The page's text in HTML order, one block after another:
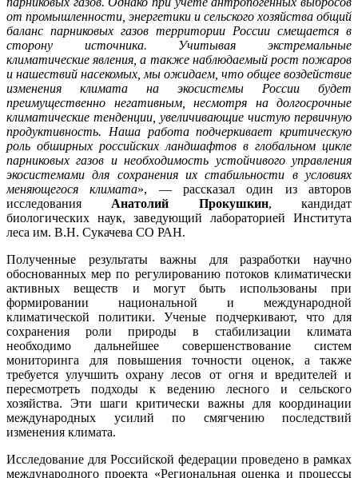
от промышленности, энергетики и сельского хозяйства общий
баланс парниковых газов территории России смещается в
сторону источника. Учитывая экстремальные
климатические явления, а также наблюдаемый рост пожаров
и нашествий насекомых, мы ожидаем, что общее воздействие
изменения климата на экосистемы России будет
преимущественно негативным, несмотря на долгосрочные
климатические тенденции, увеличивающие чистую первичную
продуктивность. Наша работа подчеркивает критическую
роль обширных российских ландшафтов в глобальном цикле
парниковых газов и необходимость устойчивого управления
экосистемами для сохранения их стабильности в условиях
меняющегося климата», — рассказал один из авторов
исследованияАнатолий Прокушкин, кандидат
биологических наук, заведующий лабораторией Института
леса им. В.Н. Сукачева СО РАН.
Полученные результаты важны для разработки научно
обоснованных мер по регулированию потоков климатически
активных веществ и могут быть использованы при
формировании национальной и международной
климатической политики. Ученые подчеркивают, что для
сохранения роли природы в стабилизации климата
необходимо дальнейшее совершенствование систем
мониторинга для повышения точности оценок, а также
требуется улучшить охрану лесов от огня и вредителей и
пересмотреть подходы к ведению лесного и сельского
хозяйства. Эти шаги критически важны для координации
международных усилий по смягчению последствий
изменения климата.
Исследование для Российской федерации проведено в рамках
международного проекта «Региональная оценка и процессы